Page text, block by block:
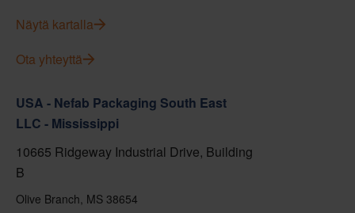
Näytä kartalla
Ota yhteyttä
USA - Nefab Packaging South East
LLC - Mississippi
10665 Ridgeway Industrial Drive, Building
B
Olive Branch, MS 38654